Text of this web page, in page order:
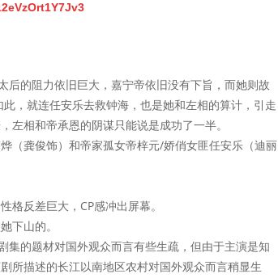
后的阻力依旧巨大，嘉宁帝依旧没有下旨，而她则故
，就连任安乐去救钟海，也是她和左相的算计，引走
左相和帝承恩的阴谋只能说是成功了一半。
（龚俊饰）和帝家孤女帝梓元/娇俏女匪任安乐（迪丽
反差巨大，CP感冲出屏幕。
下山的。
集的题材对国外观众而言有些生疏，但由于主演是知
所描述的长江以南地区农村对国外观众而言稍显生